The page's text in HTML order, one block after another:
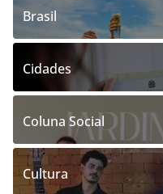
Brasil
Cidades
Coluna Social
Cultura